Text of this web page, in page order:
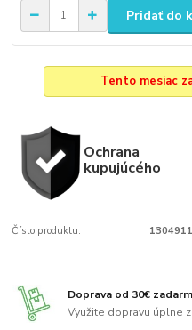
Pridať do
Tento mesiac
Ochrana
kupujúcého
Číslo produktu:
Doprava od 30€
Využite dopravu úplne